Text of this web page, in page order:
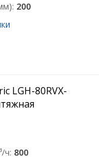
200
LGH-80RVX-
ч 800